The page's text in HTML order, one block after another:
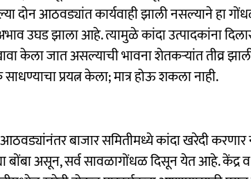
दोन आठवड्यांत कार्यवाही झाली नसल्याने हा
उघड झाला आहे. त्यामुळे कांदा उत्पादकांना
केला जात असल्याची भावना शेतकऱ्यांत तीव्र
प्रयत्न केला; मात्र होऊ शकला नाही.
बाजार समितीमध्ये कांदा खरेदी
असून, सर्व सावळागोंधळ दिसून येत आहे. केंद्र व